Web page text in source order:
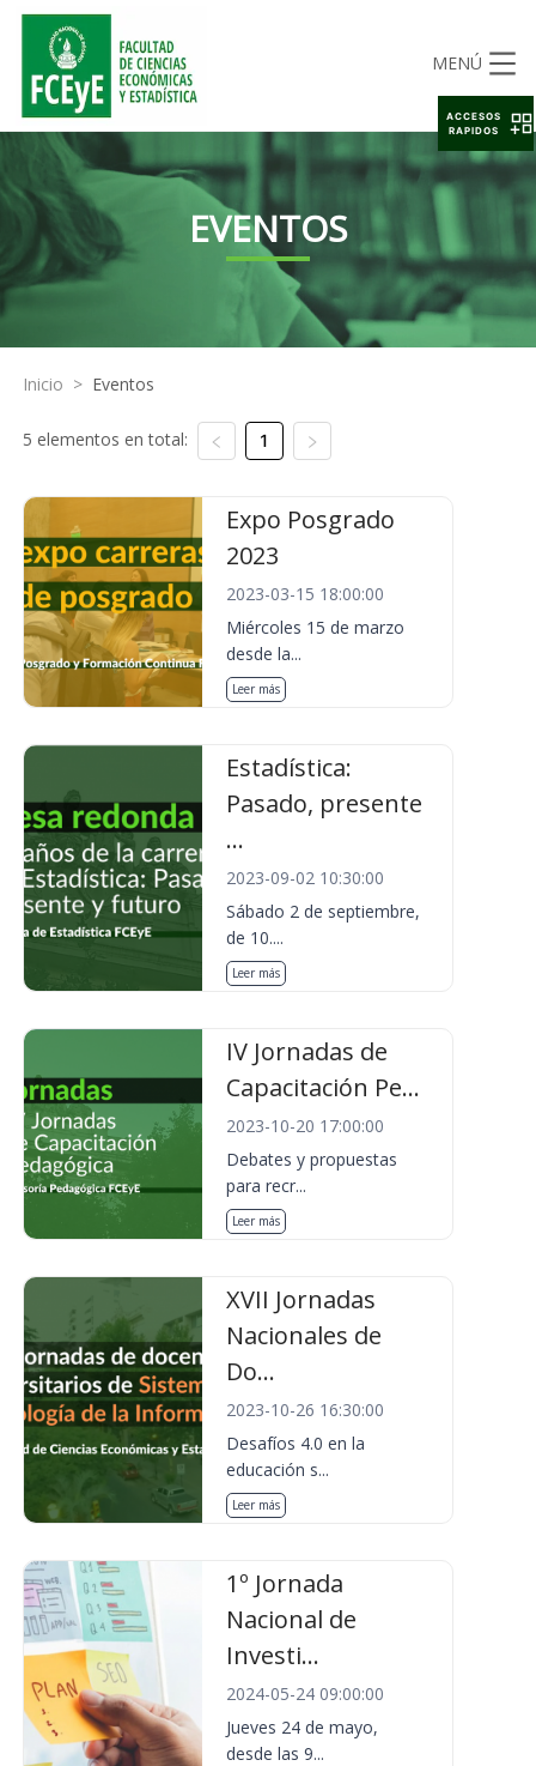
MENÚ
EVENTOS
Inicio > Eventos
5 elementos en total: 1
Expo Posgrado
2023
2023-03-15 18:00:00
Miércoles 15 de marzo
desde la...
Leer más
Estadística:
Pasado, presente
...
2023-09-02 10:30:00
Sábado 2 de septiembre,
de 10....
Leer más
IV Jornadas de
Capacitación Pe...
2023-10-20 17:00:00
Debates y propuestas
para recr...
Leer más
XVII Jornadas
Nacionales de
Do...
2023-10-26 16:30:00
Desafíos 4.0 en la
educación s...
Leer más
1º Jornada
Nacional de
Investi...
2024-05-24 09:00:00
Jueves 24 de mayo,
desde las 9...
ACCESOS
RAPIDOS